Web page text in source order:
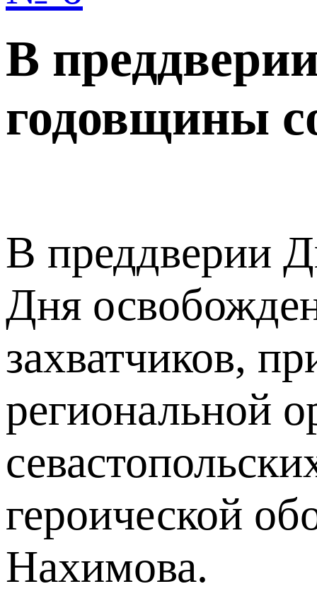
В
годовщины
В преддверии
Дня
захватчиков,
региональной
героической
Нахимова.